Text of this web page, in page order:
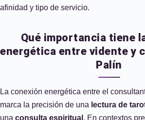
afinidad y tipo de servicio.
Qué importancia tiene
energética entre vidente y
Palín
La conexión energética entre el
marca la precisión de una lectura de
una consulta espiritual . En contextos